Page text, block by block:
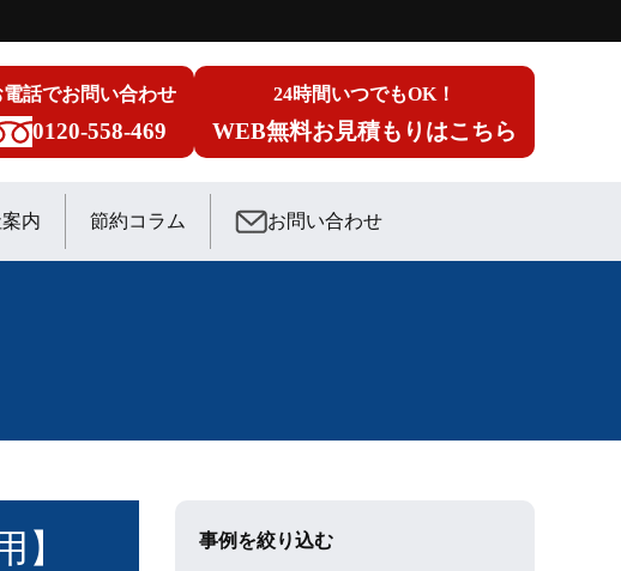
電話でお問い合わせ
0120-558-469
24時間いつでもOK！
WEB無料お見積もりはこちら
内 節約コラム お問い合わせ
事例を絞り込む